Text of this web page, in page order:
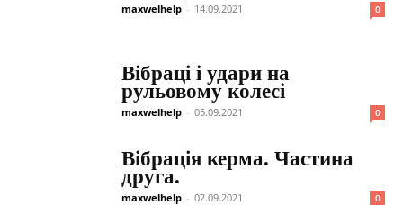
maxwelhelp - 14.09.2021 0
Вібраці і удари на
рульовому колесі
maxwelhelp - 05.09.2021 0
Вібрація керма. Частина
друга.
maxwelhelp - 02.09.2021 0